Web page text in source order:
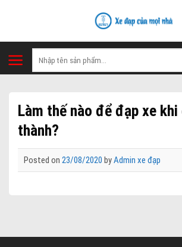
Tìm
kiếm:
Làm thế nào để đạp xe
thành?
Posted on 23/08/2020 byAdmin xe đạp